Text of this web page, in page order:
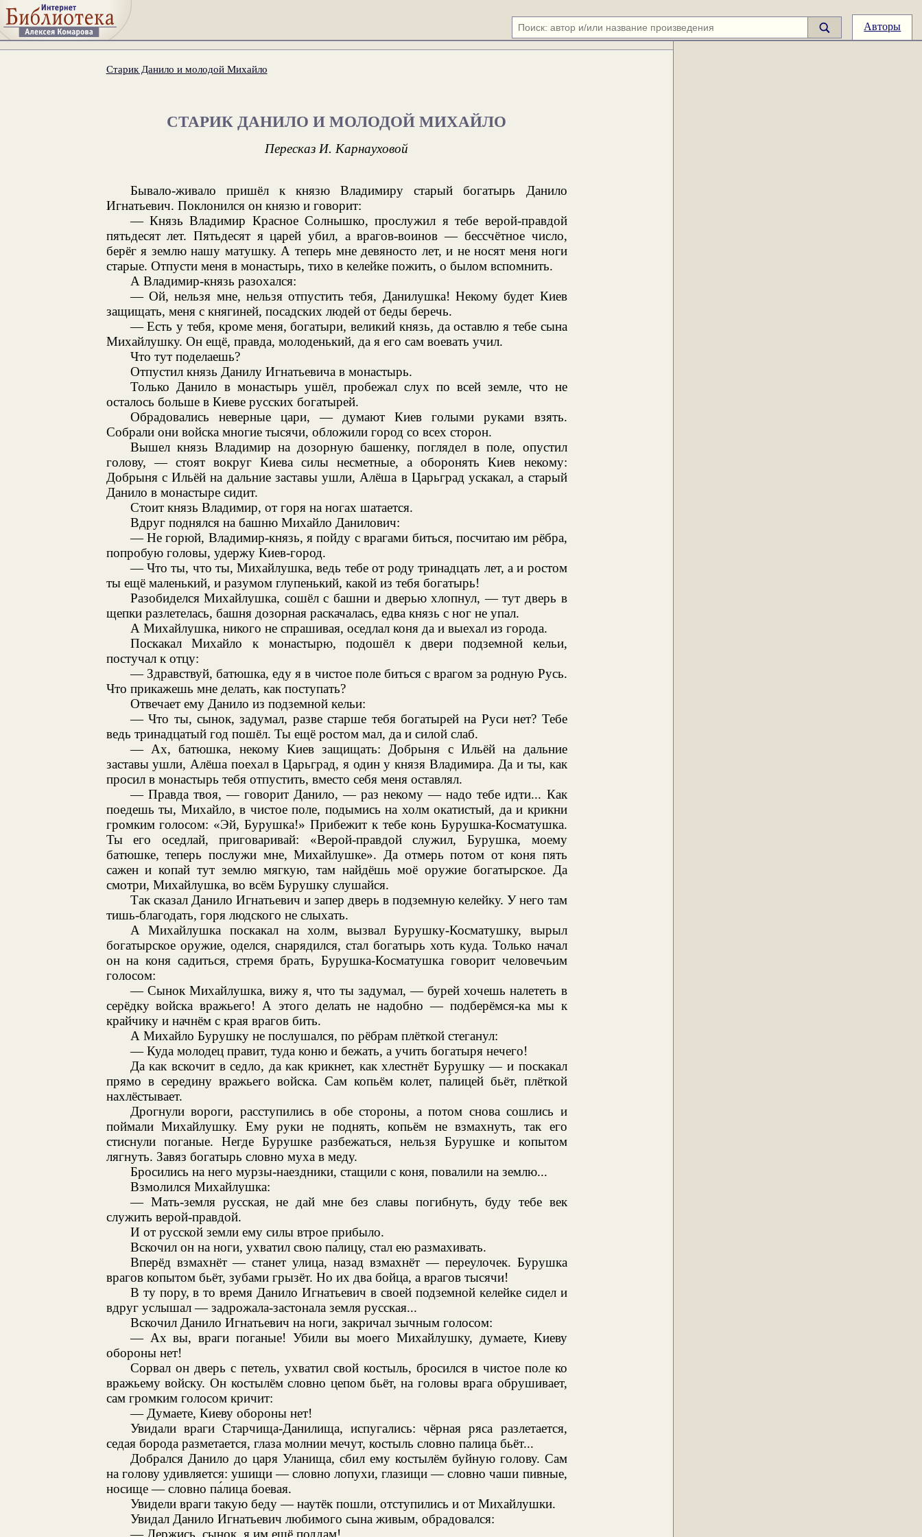
Авторы
Старик Данило и молодой Михайло
СТАРИК ДАНИЛО И МОЛОДОЙ МИХАЙЛО
Пересказ И. Карнауховой
Бывало-живало пришёл к князю Владимиру старый богатырь Данило
Игнатьевич. Поклонился он князю и говорит:
— Князь Владимир Красное Солнышко, прослужил я тебе верой-правдой
пятьдесят лет. Пятьдесят я царей убил, а врагов-воинов — бессчётное число,
берёг я землю нашу матушку. А теперь мне девяносто лет, и не носят меня ноги
старые. Отпусти меня в монастырь, тихо в келейке пожить, о былом вспомнить.
А Владимир-князь разохался:
— Ой, нельзя мне, нельзя отпустить тебя, Данилушка! Некому будет Киев
защищать, меня с княгиней, посадских людей от беды беречь.
— Есть у тебя, кроме меня, богатыри, великий князь, да оставлю я тебе сына
Михайлушку. Он ещё, правда, молоденький, да я его сам воевать учил.
Что тут поделаешь?
Отпустил князь Данилу Игнатьевича в монастырь.
Только Данило в монастырь ушёл, пробежал слух по всей земле, что не
осталось больше в Киеве русских богатырей.
Обрадовались неверные цари, — думают Киев голыми руками взять.
Собрали они войска многие тысячи, обложили город со всех сторон.
Вышел князь Владимир на дозорную башенку, поглядел в поле, опустил
голову, — стоят вокруг Киева силы несметные, а оборонять Киев некому:
Добрыня с Ильёй на дальние заставы ушли, Алёша в Царьград ускакал, а старый
Данило в монастыре сидит.
Стоит князь Владимир, от горя на ногах шатается.
Вдруг поднялся на башню Михайло Данилович:
— Не горюй, Владимир-князь, я пойду с врагами биться, посчитаю им рёбра,
попробую головы, удержу Киев-город.
— Что ты, что ты, Михайлушка, ведь тебе от роду тринадцать лет, а и ростом
ты ещё маленький, и разумом глупенький, какой из тебя богатырь!
Разобиделся Михайлушка, сошёл с башни и дверью хлопнул, — тут дверь в
щепки разлетелась, башня дозорная раскачалась, едва князь с ног не упал.
А Михайлушка, никого не спрашивая, оседлал коня да и выехал из города.
Поскакал Михайло к монастырю, подошёл к двери подземной кельи,
постучал к отцу:
— Здравствуй, батюшка, еду я в чистое поле биться с врагом за родную Русь.
Что прикажешь мне делать, как поступать?
Отвечает ему Данило из подземной кельи:
— Что ты, сынок, задумал, разве старше тебя богатырей на Руси нет? Тебе
ведь тринадцатый год пошёл. Ты ещё ростом мал, да и силой слаб.
— Ах, батюшка, некому Киев защищать: Добрыня с Ильёй на дальние
заставы ушли, Алёша поехал в Царьград, я один у князя Владимира. Да и ты, как
просил в монастырь тебя отпустить, вместо себя меня оставлял.
— Правда твоя, — говорит Данило, — раз некому — надо тебе идти... Как
поедешь ты, Михайло, в чистое поле, подымись на холм окатистый, да и крикни
громким голосом: «Эй, Бурушка!» Прибежит к тебе конь Бурушка-Косматушка.
Ты его оседлай, приговаривай: «Верой-правдой служил, Бурушка, моему
батюшке, теперь послужи мне, Михайлушке». Да отмерь потом от коня пять
сажен и копай тут землю мягкую, там найдёшь моё оружие богатырское. Да
смотри, Михайлушка, во всём Бурушку слушайся.
Так сказал Данило Игнатьевич и запер дверь в подземную келейку. У него там
тишь-благодать, горя людского не слыхать.
А Михайлушка поскакал на холм, вызвал Бурушку-Косматушку, вырыл
богатырское оружие, оделся, снарядился, стал богатырь хоть куда. Только начал
он на коня садиться, стремя брать, Бурушка-Косматушка говорит человечьим
голосом:
— Сынок Михайлушка, вижу я, что ты задумал, — бурей хочешь налететь в
серёдку войска вражьего! А этого делать не надобно — подберёмся-ка мы к
крайчику и начнём с края врагов бить.
А Михайло Бурушку не послушался, по рёбрам плёткой стеганул:
— Куда молодец правит, туда коню и бежать, а учить богатыря нечего!
Да как вскочит в седло, да как крикнет, как хлестнёт Бурушку — и поскакал
прямо в середину вражьего войска. Сам копьём колет, па́лицей бьёт, плёткой
нахлёстывает.
Дрогнули вороги, расступились в обе стороны, а потом снова сошлись и
поймали Михайлушку. Ему руки не поднять, копьём не взмахнуть, так его
стиснули поганые. Негде Бурушке разбежаться, нельзя Бурушке и копытом
лягнуть. Завяз богатырь словно муха в меду.
Бросились на него мурзы-наездники, стащили с коня, повалили на землю...
Взмолился Михайлушка:
— Мать-земля русская, не дай мне без славы погибнуть, буду тебе век
служить верой-правдой.
И от русской земли ему силы втрое прибыло.
Вскочил он на ноги, ухватил свою па́лицу, стал ею размахивать.
Вперёд взмахнёт — станет улица, назад взмахнёт — переулочек. Бурушка
врагов копытом бьёт, зубами грызёт. Но их два бойца, а врагов тысячи!
В ту пору, в то время Данило Игнатьевич в своей подземной келейке сидел и
вдруг услышал — задрожала-застонала земля русская...
Вскочил Данило Игнатьевич на ноги, закричал зычным голосом:
— Ах вы, враги поганые! Убили вы моего Михайлушку, думаете, Киеву
обороны нет!
Сорвал он дверь с петель, ухватил свой костыль, бросился в чистое поле ко
вражьему войску. Он костылём словно цепом бьёт, на головы врага обрушивает,
сам громким голосом кричит:
— Думаете, Киеву обороны нет!
Увидали враги Старчища-Данилища, испугались: чёрная ряса разлетается,
седая борода разметается, глаза молнии мечут, костыль словно па́лица бьёт...
Добрался Данило до царя Уланища, сбил ему костылём буйную голову. Сам
на голову удивляется: ушищи — словно лопухи, глазищи — словно чаши пивные,
носище — словно па́лица боевая.
Увидели враги такую беду — наутёк пошли, отступились и от Михайлушки.
Увидал Данило Игнатьевич любимого сына живым, обрадовался:
— Держись, сынок, я им ещё поддам!